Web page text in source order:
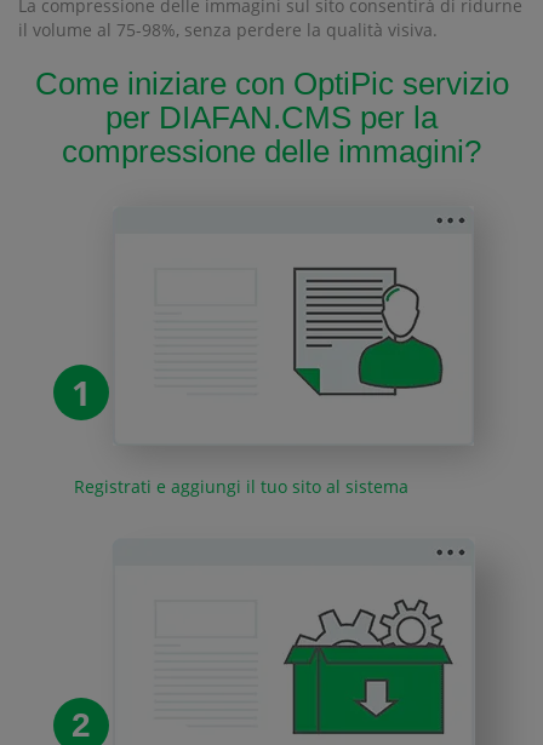
La compressione delle immagini sul sito consentirà di ridurne
il volume al 75-98%, senza perdere la qualità visiva.
Come iniziare con OptiPic servizio
per DIAFAN.CMS per la
compressione delle immagini?
1
Registrati e aggiungi il tuo sito al sistema
2